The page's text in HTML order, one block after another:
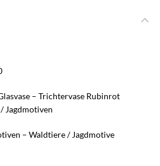
– Trichtervase Rubinrot
Jagdmotiven
– Waldtiere / Jagdmotive